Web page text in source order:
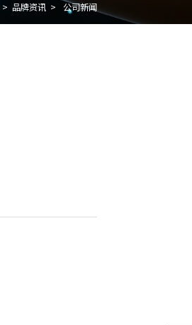
> 品牌资讯 > 公司新闻